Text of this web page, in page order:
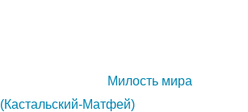
Милость мира
(Кастальский-Матфей)